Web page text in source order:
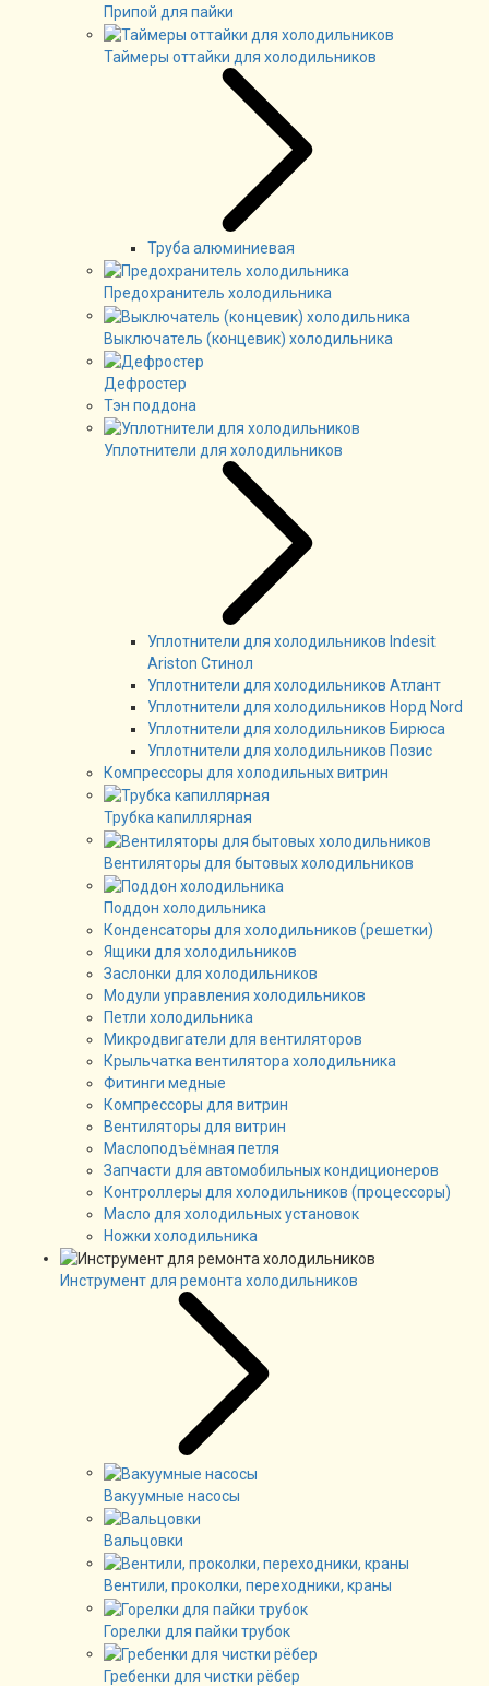
Припой для пайки
Таймеры оттайки для холодильников
Труба алюминиевая
Предохранитель холодильника
Выключатель (концевик) холодильника
Дефростер
Тэн поддона
Уплотнители для холодильников
Уплотнители для холодильников Indesit
Ariston Стинол
Уплотнители для холодильников Атлант
Уплотнители для холодильников Норд Nord
Уплотнители для холодильников Бирюса
Уплотнители для холодильников Позис
Компрессоры для холодильных витрин
Трубка капиллярная
Вентиляторы для бытовых холодильников
Поддон холодильника
Конденсаторы для холодильников (решетки)
Ящики для холодильников
Заслонки для холодильников
Модули управления холодильников
Петли холодильника
Микродвигатели для вентиляторов
Крыльчатка вентилятора холодильника
Фитинги медные
Компрессоры для витрин
Вентиляторы для витрин
Маслоподъёмная петля
Запчасти для автомобильных кондиционеров
Контроллеры для холодильников (процессоры)
Масло для холодильных установок
Ножки холодильника
Инструмент для ремонта холодильников
Вакуумные насосы
Вальцовки
Вентили, проколки, переходники, краны
Горелки для пайки трубок
Гребенки для чистки рёбер